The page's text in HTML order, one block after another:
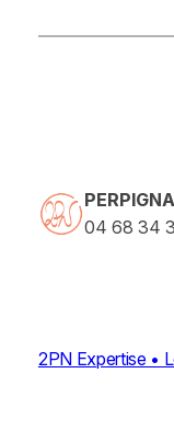
04 68 34
2PN Expertise •